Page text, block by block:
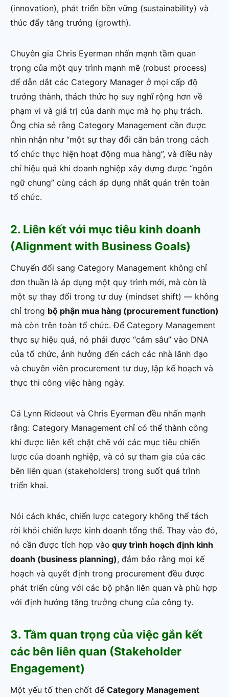
(innovation), phát triển bền vững (sustainability) và
thúc đẩy tăng trưởng (growth).
Chuyên gia Chris Eyerman nhấn mạnh tầm quan
trọng của một quy trình mạnh mẽ (robust process)
để dẫn dắt các Category Manager ở mọi cấp độ
trưởng thành, thách thức họ suy nghĩ rộng hơn về
phạm vi và giá trị của danh mục mà họ phụ trách.
Ông chia sẻ rằng Category Management cần được
nhìn nhận như “một sự thay đổi căn bản trong cách
tổ chức thực hiện hoạt động mua hàng”, và điều này
chỉ hiệu quả khi doanh nghiệp xây dựng được “ngôn
ngữ chung” cùng cách áp dụng nhất quán trên toàn
tổ chức.
2. Liên kết với mục tiêu kinh doanh
(Alignment with Business Goals)
Chuyển đổi sang Category Management không chỉ
đơn thuần là áp dụng một quy trình mới, mà còn là
một sự thay đổi trong tư duy (mindset shift) — không
chỉ trong bộ phận mua hàng (procurement function)
mà còn trên toàn tổ chức. Để Category Management
thực sự hiệu quả, nó phải được “cắm sâu” vào DNA
của tổ chức, ảnh hưởng đến cách các nhà lãnh đạo
và chuyên viên procurement tư duy, lập kế hoạch và
thực thi công việc hàng ngày.
Cả Lynn Rideout và Chris Eyerman đều nhấn mạnh
rằng: Category Management chỉ có thể thành công
khi được liên kết chặt chẽ với các mục tiêu chiến
lược của doanh nghiệp, và có sự tham gia của các
bên liên quan (stakeholders) trong suốt quá trình
triển khai.
Nói cách khác, chiến lược category không thể tách
rời khỏi chiến lược kinh doanh tổng thể. Thay vào đó,
nó cần được tích hợp vào quy trình hoạch định kinh
doanh (business planning), đảm bảo rằng mọi kế
hoạch và quyết định trong procurement đều được
phát triển cùng với các bộ phận liên quan và phù hợp
với định hướng tăng trưởng chung của công ty.
3. Tầm quan trọng của việc gắn kết
các bên liên quan (Stakeholder
Engagement)
Một yếu tố then chốt để Category Management